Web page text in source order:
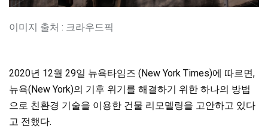
이미지 출처 : 크라우드픽
2020년 12월 29일 뉴욕타임즈 (New York Times)에 따르면,
뉴욕(New York)의 기후 위기를 해결하기 위한 하나의 방법
으로 친환경 기술을 이용한 건물 리모델링을 고안하고 있다
고 전했다.